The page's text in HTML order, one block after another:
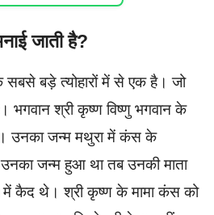
जाती है?
सबसे बड़े त्योहारों में से एक है। जो
भगवान श्री कृष्ण विष्णु भगवान के
उनका जन्म मथुरा में कंस के
जन्म हुआ था तब उनकी माता
कैद थे। श्री कृष्ण के मामा कंस को